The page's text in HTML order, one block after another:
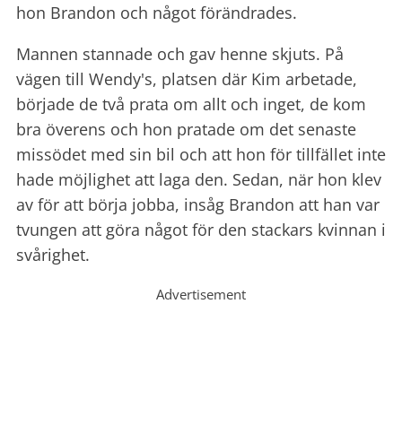
hon Brandon och något förändrades.
Mannen stannade och gav henne skjuts. På
vägen till Wendy's, platsen där Kim arbetade,
började de två prata om allt och inget, de kom
bra överens och hon pratade om det senaste
missödet med sin bil och att hon för tillfället inte
hade möjlighet att laga den. Sedan, när hon klev
av för att börja jobba, insåg Brandon att han var
tvungen att göra något för den stackars kvinnan i
svårighet.
Advertisement